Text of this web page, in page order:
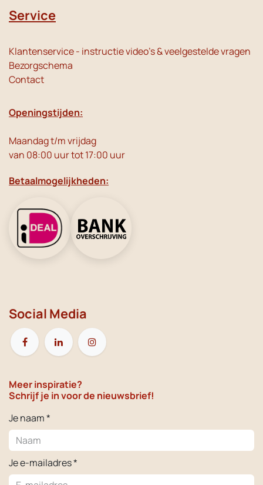
Service
Klantenservice - instructie video's & veelgestelde vragen
Bezorgschema
Contact
Openingstijden:
Maandag t/m vrijdag
van 08:00 uur tot 17:00 uur
Betaalmogelijkheden:
Social Media
Meer inspiratie?
Schrijf je in voor de nieuwsbrief!
Je naam *
Je e-mailadres *